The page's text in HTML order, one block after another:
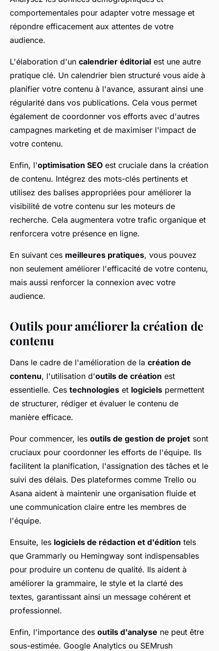
comportementales pour adapter votre message et
répondre efficacement aux attentes de votre
audience.
L'élaboration d'un calendrier éditorial est une autre
pratique clé. Un calendrier bien structuré vous aide à
planifier votre contenu à l'avance, assurant ainsi une
régularité dans vos publications. Cela vous permet
également de coordonner vos efforts avec d'autres
campagnes marketing et de maximiser l'impact de
votre contenu.
Enfin, l'optimisation SEO est cruciale dans la création
de contenu. Intégrez des mots-clés pertinents et
utilisez des balises appropriées pour améliorer la
visibilité de votre contenu sur les moteurs de
recherche. Cela augmentera votre trafic organique et
renforcera votre présence en ligne.
En suivant ces meilleures pratiques, vous pouvez
non seulement améliorer l'efficacité de votre contenu,
mais aussi renforcer la connexion avec votre
audience.
Outils pour améliorer la création de
contenu
Dans le cadre de l'amélioration de la création de
contenu, l'utilisation d'outils de création est
essentielle. Ces technologies et logiciels permettent
de structurer, rédiger et évaluer le contenu de
manière efficace.
Pour commencer, les outils de gestion de projet sont
cruciaux pour coordonner les efforts de l'équipe. Ils
facilitent la planification, l'assignation des tâches et le
suivi des délais. Des plateformes comme Trello ou
Asana aident à maintenir une organisation fluide et
une communication claire entre les membres de
l'équipe.
Ensuite, les logiciels de rédaction et d'édition tels
que Grammarly ou Hemingway sont indispensables
pour produire un contenu de qualité. Ils aident à
améliorer la grammaire, le style et la clarté des
textes, garantissant ainsi un message cohérent et
professionnel.
Enfin, l'importance des outils d'analyse ne peut être
sous-estimée. Google Analytics ou SEMrush